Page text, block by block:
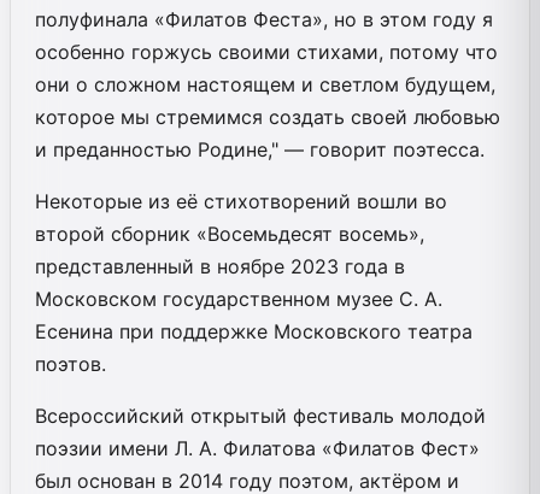
полуфинала «Филатов Феста», но в этом году я
особенно горжусь своими стихами, потому что
они о сложном настоящем и светлом будущем,
которое мы стремимся создать своей любовью
и преданностью Родине," — говорит поэтесса.
Некоторые из её стихотворений вошли во
второй сборник «Восемьдесят восемь»,
представленный в ноябре 2023 года в
Московском государственном музее С. А.
Есенина при поддержке Московского театра
поэтов.
Всероссийский открытый фестиваль молодой
поэзии имени Л. А. Филатова «Филатов Фест»
был основан в 2014 году поэтом, актёром и